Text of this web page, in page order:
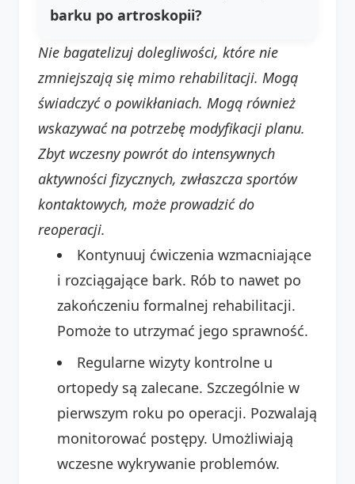
barku po artroskopii?
Nie bagatelizuj dolegliwości, które nie
zmniejszają się mimo rehabilitacji. Mogą
świadczyć o powikłaniach. Mogą również
wskazywać na potrzebę modyfikacji planu.
Zbyt wczesny powrót do intensywnych
aktywności fizycznych, zwłaszcza sportów
kontaktowych, może prowadzić do
reoperacji.
Kontynuuj ćwiczenia wzmacniające
i rozciągające bark. Rób to nawet po
zakończeniu formalnej rehabilitacji.
Pomoże to utrzymać jego sprawność.
Regularne wizyty kontrolne u
ortopedy są zalecane. Szczególnie w
pierwszym roku po operacji. Pozwalają
monitorować postępy. Umożliwiają
wczesne wykrywanie problemów.